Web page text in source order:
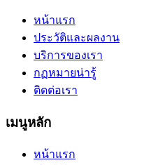
หน้าแรก
ประวัติและผลงาน
บริการของเรา
กฏหมายน่ารู้
ติดต่อเรา
เมนูหลัก
หน้าแรก